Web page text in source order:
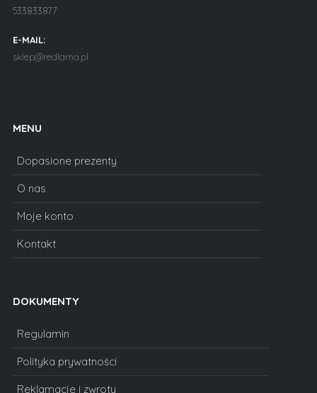
533833877
E-MAIL:
sklep@redlama.pl
MENU
Dopasione prezenty
O nas
Moje konto
Kontakt
DOKUMENTY
Regulamin
Polityka prywatności
Reklamacje i zwroty